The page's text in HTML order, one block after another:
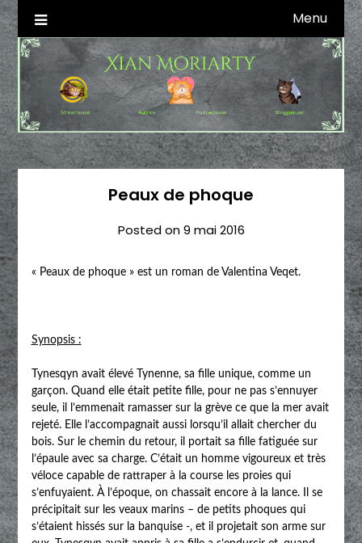
Skip
to
content
Xian Moriarty
Autrice SFFF & Blogueuse & Streameuse Menu
Peaux de phoque
Posted on9 mai 2016
« Peaux de phoque » est un roman de Valentina Veqet.
Synopsis :
Tynesqyn avait élevé Tynenne, sa fille unique, comme un
garçon. Quand elle était petite fille, pour ne pas s’ennuyer
seule, il l’emmenait ramasser sur la grève ce que la mer avait
rejeté. Elle l’accompagnait aussi lorsqu’il allait chercher du
bois. Sur le chemin du retour, il portait sa fille fatiguée sur
l’épaule avec sa charge. C’était un homme vigoureux et très
véloce capable de rattraper à la course les proies qui
s’enfuyaient. À l’époque, on chassait encore à la lance. Il se
précipitait sur les veaux marins – de petits phoques qui
s’étaient hissés sur la banquise -, et il projetait son arme sur